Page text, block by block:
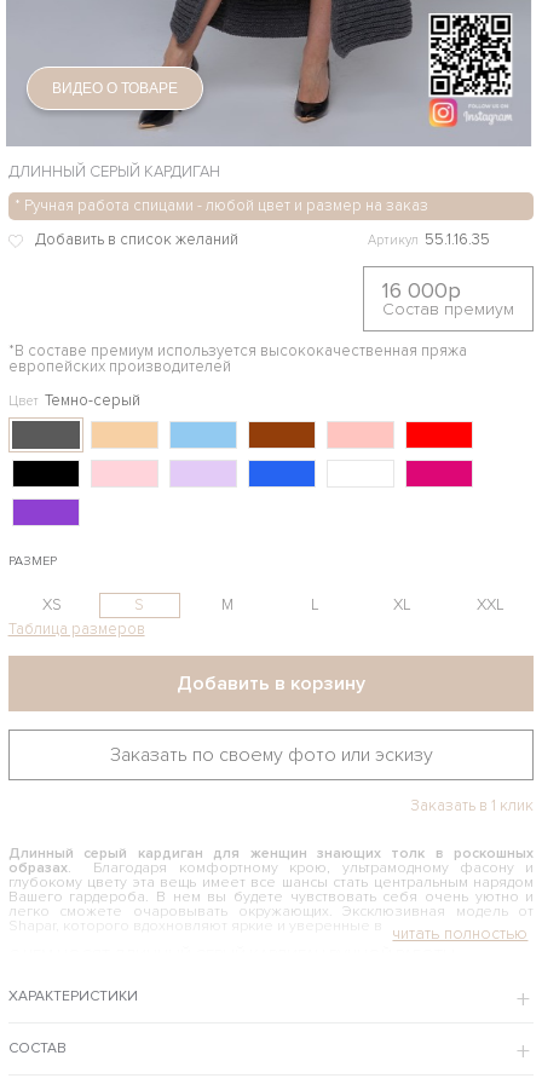
ВИДЕО О ТОВАРЕ
ДЛИННЫЙ СЕРЫЙ КАРДИГАН
* Ручная работа спицами - любой цвет и размер на заказ
Артикул 55.1.16.35
16 000р
Состав премиум
*В составе премиум используется высококачественная пряжа
европейских производителей
Цвет Темно-серый
РАЗМЕР
XS S M L XL
XXL
Таблица размеров
Добавить в корзину
Заказать по своему фото или эскизу
Заказать в 1 клик
Длинный серый кардиган для женщин знающих толк в роскошных
образах. Благодаря комфортному крою, ультрамодному фасону и
глубокому цвету эта вещь имеет все шансы стать центральным нарядом
Вашего гардероба. В нем вы будете чувствовать себя очень уютно и
легко сможете очаровывать окружающих. Эксклюзивная модель от
Shapar, которого вдохновляют яркие и уверенные в себе девушки.
каждой современной модницы, вне зависимости от возраста и стиля
позволяют комбинировать кофту как с изделиями в классическом стиле,
так и в стилистике casual. Он отлично сочетается с джинсами и
ХАРАКТЕРИСТИКИ
СОСТАВ